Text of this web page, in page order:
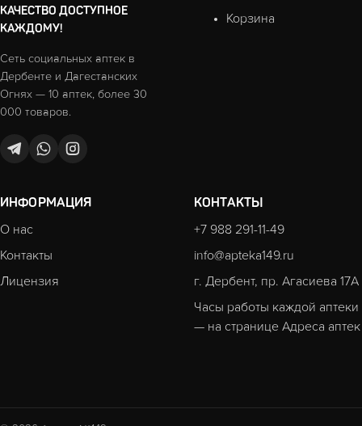
КАЧЕСТВО ДОСТУПНОЕ
КАЖДОМУ!
Сеть социальных аптек в
Дербенте и Дагестанских
Огнях — 10 аптек, более 30
000 товаров.
Корзина
ИНФОРМАЦИЯ
О нас
Контакты
Лицензия
КОНТАКТЫ
+7 988 291-11-49
info@apteka149.ru
г. Дербент, пр. Агасиева 17А
Часы работы каждой аптеки
— на странице Адреса аптек